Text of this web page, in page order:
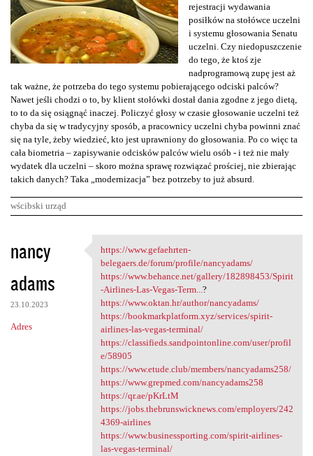
rejestracji wydawania
posiłków na stołówce uczelni
i systemu głosowania Senatu
uczelni. Czy niedopuszczenie
do tego, że ktoś zje
nadprogramową zupę jest aż
tak ważne, że potrzeba do tego systemu pobierającego odciski palców?
Nawet jeśli chodzi o to, by klient stołówki dostał dania zgodne z jego dietą,
to to da się osiągnąć inaczej. Policzyć głosy w czasie głosowanie uczelni też
chyba da się w tradycyjny sposób, a pracownicy uczelni chyba powinni znać
się na tyle, żeby wiedzieć, kto jest uprawniony do głosowania. Po co więc ta
cała biometria – zapisywanie odcisków palców wielu osób - i też nie mały
wydatek dla uczelni – skoro można sprawę rozwiązać prościej, nie zbierając
takich danych? Taka „modernizacja” bez potrzeby to już absurd.
wścibski urząd
K
o
m
e
n
nancy
adams
23.10.2023
Adres
https://www.gefaehrten
https://www.gefaehrten-
belegaers.de/forum/profile/nancyadams/
https://www.behance.net/gallery/182898453/Spirit
-Airlines-Las-Vegas-Term...?
https://www.oktan.hr/author/nancyadams/
https://bookmarkplatform.xyz/services/spirit-
airlines-las-vegas-terminal/
https://classifieds.sandpointonline.com/user/profil
e/58905
https://www.etude.club/members/nancyadams258/
https://www.grepmed.com/nancyadams258
https://qr.ae/pKrLtM
https://jobs.thebrunswicknews.com/employers/242
4369-airlines
https://www.businessporting.com/spirit-airlines-
las-vegas-terminal/